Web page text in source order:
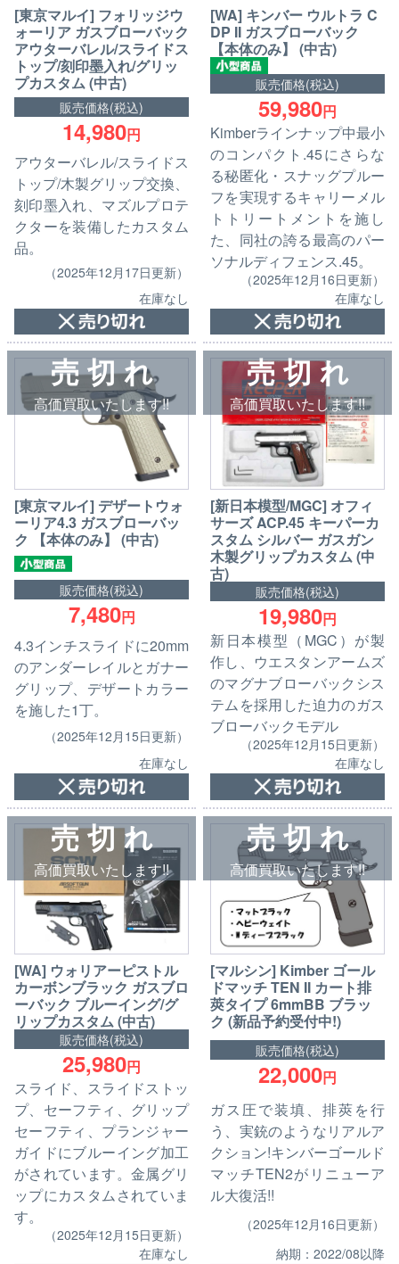
[東京マルイ] フォリッジウ
ォーリア ガスブローバック
アウターバレル/スライドス
トップ/刻印墨入れ/グリッ
プカスタム (中古)
販売価格(税込)
14,980円
アウターバレル/スライドス
トップ/木製グリップ交換、
刻印墨入れ、マズルプロテ
クターを装備したカスタム
品。
（2025年12月17日更新）
在庫なし
[WA] キンバー ウルトラ C
DP II ガスブローバック
【本体のみ】 (中古)
販売価格(税込)
59,980円
Kimberラインナップ中最小
のコンパクト.45にさらな
る秘匿化・スナッグプルー
フを実現するキャリーメル
トトリートメントを施し
た、同社の誇る最高のパー
ソナルディフェンス.45。
（2025年12月16日更新）
在庫なし
売 切 れ
高価買取いたします!!
[東京マルイ] デザートウォ
ーリア4.3 ガスブローバッ
ク 【本体のみ】 (中古)
販売価格(税込)
7,480円
4.3インチスライドに20mm
のアンダーレイルとガナー
グリップ、デザートカラー
を施した1丁。
（2025年12月15日更新）
在庫なし
売 切 れ
高価買取いたします!!
[新日本模型/MGC] オフィ
サーズ ACP.45 キーパーカ
スタム シルバー ガスガン
木製グリップカスタム (中
古)
販売価格(税込)
19,980円
新日本模型（MGC）が製
作し、ウエスタンアームズ
のマグナブローバックシス
テムを採用した迫力のガス
ブローバックモデル
（2025年12月15日更新）
在庫なし
売 切 れ
高価買取いたします!!
[WA] ウォリアーピストル
カーボンブラック ガスブロ
ーバック ブルーイング/グ
リップカスタム (中古)
販売価格(税込)
25,980円
スライド、スライドストッ
プ、セーフティ、グリップ
セーフティ、プランジャー
ガイドにブルーイング加工
がされています。金属グリ
ップにカスタムされていま
す。
（2025年12月15日更新）
在庫なし
売 切 れ
高価買取いたします!!
[マルシン] Kimber ゴール
ドマッチ TEN II カート排
莢タイプ 6mmBB ブラッ
ク (新品予約受付中!)
販売価格(税込)
22,000円
ガス圧で装填、排莢を行
う、実銃のようなリアルア
クション!キンバーゴールド
マッチTEN2がリニューア
ル大復活!!
（2025年12月16日更新）
納期：2022/08以降